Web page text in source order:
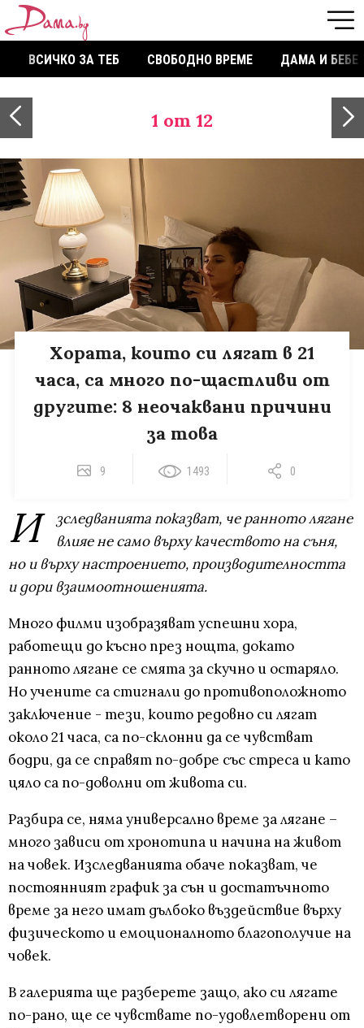
ВСИЧКО ЗА ТЕБ СВОБОДНО ВРЕМЕ ДАМА И БЕБЕ
1 от 12
Хората, които си лягат в 21
часа, са много по-щастливи от
другите: 8 неочаквани причини
за това
9 1493 0
И
зследванията показват, че ранното лягане
влияе не само върху качеството на съня,
но и върху настроението, производителността
и дори взаимоотношенията.
Много филми изобразяват успешни хора,
работещи до късно през нощта, докато
ранното лягане се смята за скучно и остаряло.
Но учените са стигнали до противоположното
заключение - тези, които редовно си лягат
около 21 часа, са по-склонни да се чувстват
бодри, да се справят по-добре със стреса и като
цяло са по-доволни от живота си.
Разбира се, няма универсално време за лягане –
много зависи от хронотипа и начина на живот
на човек. Изследванията обаче показват, че
постоянният график за сън и достатъчното
време за него имат дълбоко въздействие върху
физическото и емоционалното благополучие на
човек.
В галерията ще разберете защо, ако си лягате
по-рано, ще се чувствате по-удовлетворени от